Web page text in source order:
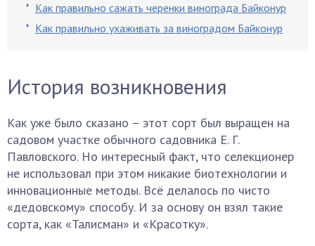
Как правильно сажать черенки винограда Байконур
Как правильно ухаживать за виноградом Байконур
История возникновения
Как уже было сказано – этот сорт был выращен на
садовом участке обычного садовника Е. Г.
Павловского. Но интересный факт, что селекционер
не использовал при этом никакие биотехнологии и
инновационные методы. Всё делалось по чисто
«дедовскому» способу. И за основу он взял такие
сорта, как «Талисман» и «Красотку».